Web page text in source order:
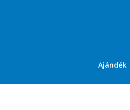
Ajándék